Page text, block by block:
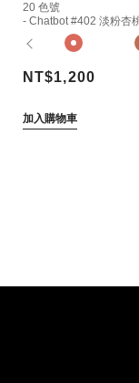
20 色號
- Chatbot #402 淡粉杏
NT$1,200
加入購物車